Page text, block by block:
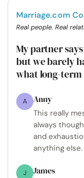
Marriage.com
Real people. Real
My partner
but we barely
what long-
A Anny
This really
always
and
anything
J James